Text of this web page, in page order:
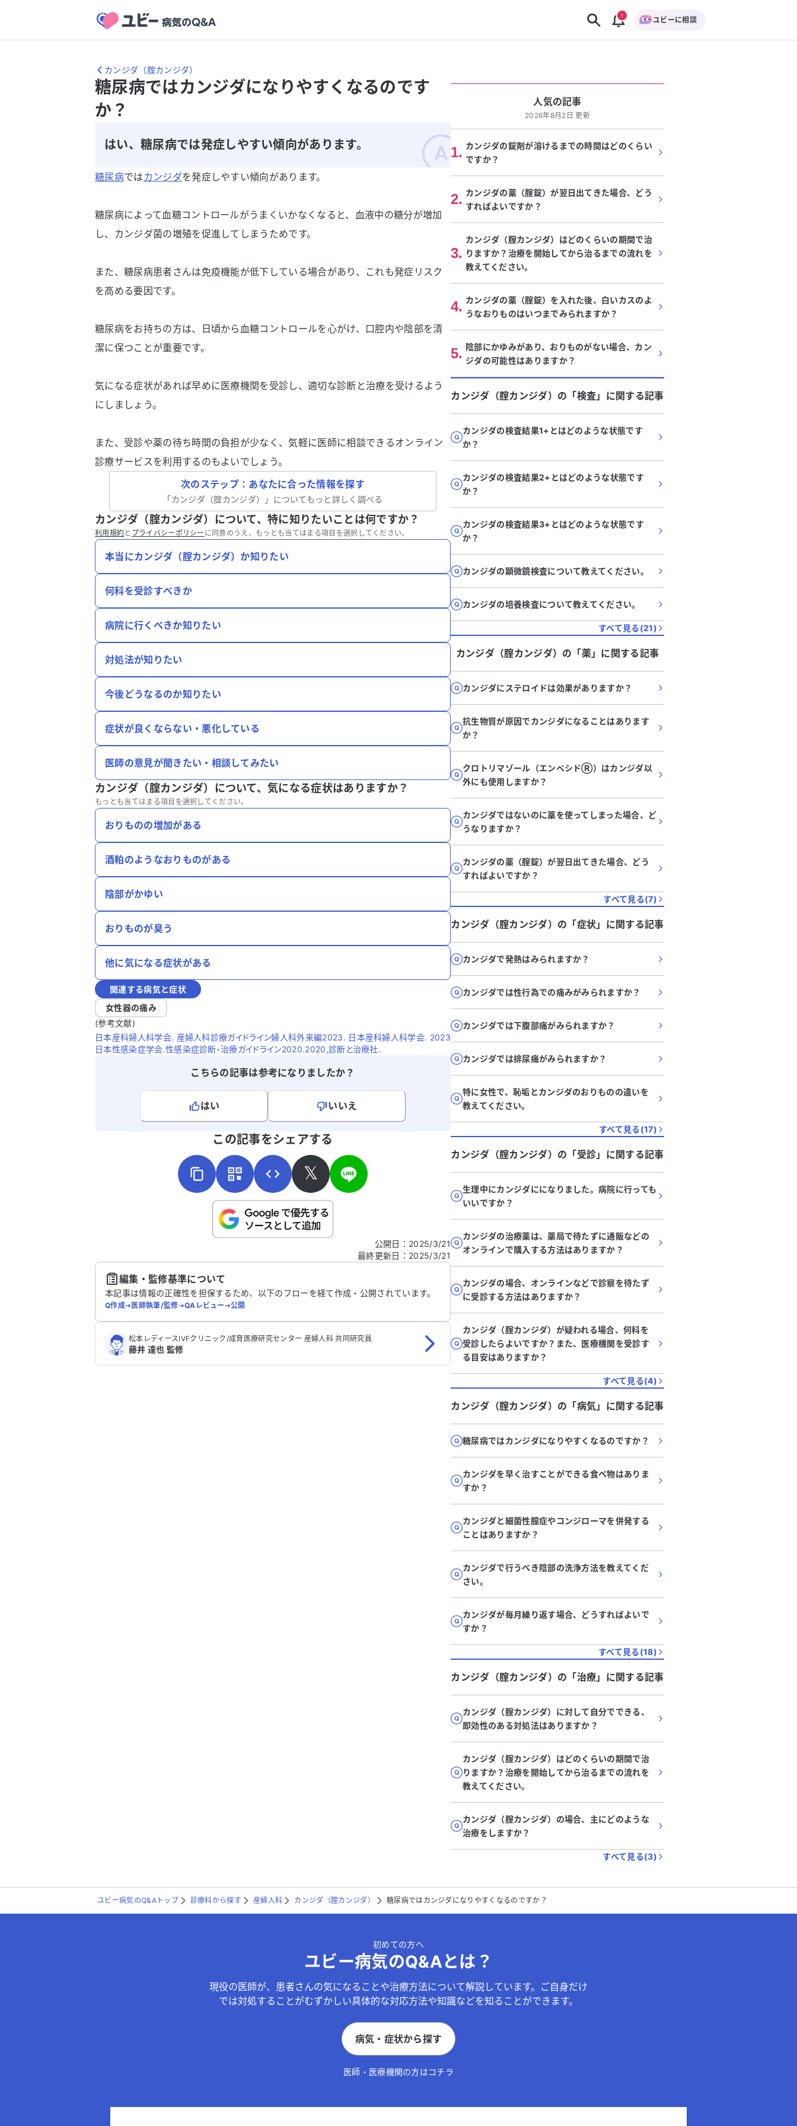
ユビーに相談
カンジダ（腟カンジダ）
糖尿病ではカンジダになりやすくなるのです
か？
はい、糖尿病では発症しやすい傾向があります。
糖尿病では カンジダを発症しやすい傾向があります。
糖尿病によって血糖コントロールがうまくいかなくなると、血液中の糖分が増加
し、カンジダ菌の増殖を促進してしまうためです。
また、糖尿病患者さんは免疫機能が低下している場合があり、これも発症リスク
を高める要因です。
糖尿病をお持ちの方は、日頃から血糖コントロールを心がけ、口腔内や陰部を清
潔に保つことが重要です。
気になる症状があれば早めに医療機関を受診し、適切な診断と治療を受けるよう
にしましょう。
また、受診や薬の待ち時間の負担が少なく、気軽に医師に相談できるオンライン
診療サービスを利用するのもよいでしょう。
次のステップ：あなたに合った情報を探す
「カンジダ（腟カンジダ） 」についてもっと詳しく調べる
カンジダ（腟カンジダ）について、特に知りたいことは何ですか？
利用規約と プライバシーポリシー に同意のうえ、もっとも当てはまる項目を選択してください。
本当にカンジダ（腟カンジダ）か知りたい
何科を受診すべきか
病院に行くべきか知りたい
対処法が知りたい
今後どうなるのか知りたい
症状が良くならない・悪化している
医師の意見が聞きたい・相談してみたい
カンジダ（腟カンジダ）について、気になる症状はありますか？
もっとも当てはまる項目を選択してください。
おりものの増加がある
酒粕のようなおりものがある
陰部がかゆい
おりものが臭う
他に気になる症状がある
関連する病気と症状
女性器の痛み
(参考文献)
日本産科婦人科学会. 産婦人科診療ガイドライン婦人科外来編2023. 日本産科婦人科学会. 2023
日本性感染症学会.性感染症診断・治療ガイドライン2020.2020,診断と治療社.
こちらの記事は参考になりましたか？
はい
いいえ
こちらは送信専用のフォームです。氏名やご自身の病気の詳細などの個人情報は入れないでくだ
この記事をシェアする
𝕏
公開日 ： 2025/3/21
最終更新日 ： 2025/3/21
編集・監修基準について
本記事は情報の正確性を担保するため、以下のフローを経て作成・公開されています。
Q作成➔医師執筆/監修➔QAレビュー➔公開
松本レディースIVFクリニック/成育医療研究センター 産婦人科 共同研究員
藤井 達也 監修
人気の記事
2026年8月2日 更新
1. カンジダの錠剤が溶けるまでの時間はどのくらい
ですか？
2. カンジダの薬（腟錠）が翌日出てきた場合、どう
すればよいですか？
3.
カンジダ（腟カンジダ）はどのくらいの期間で治
りますか？治療を開始してから治るまでの流れを
教えてください。
4. カンジダの薬（腟錠）を入れた後、白いカスのよ
うなおりものはいつまでみられますか？
5. 陰部にかゆみがあり、おりものがない場合、カン
ジダの可能性はありますか？
カンジダ（腟カンジダ） の「検査」に関する記事
カンジダの検査結果1+とはどのような状態です
か？
カンジダの検査結果2+とはどのような状態です
か？
カンジダの検査結果3+とはどのような状態です
か？
カンジダの顕微鏡検査について教えてください。
カンジダの培養検査について教えてください。
すべて見る(21)
カンジダ（腟カンジダ） の「薬」に関する記事
カンジダにステロイドは効果がありますか？
抗生物質が原因でカンジダになることはあります
か？
クロトリマゾール（エンペシドⓇ）はカンジダ以
外にも使用しますか？
カンジダではないのに薬を使ってしまった場合、ど
うなりますか？
カンジダの薬（腟錠）が翌日出てきた場合、どう
すればよいですか？
すべて見る(7)
カンジダ（腟カンジダ） の「症状」に関する記事
カンジダで発熱はみられますか？
カンジダでは性行為での痛みがみられますか？
カンジダでは下腹部痛がみられますか？
カンジダでは排尿痛がみられますか？
特に女性で、恥垢とカンジダのおりものの違いを
教えてください。
すべて見る(17)
カンジダ（腟カンジダ） の「受診」に関する記事
生理中にカンジダにになりました。病院に行っても
いいですか？
カンジダの治療薬は、薬局で待たずに通販などの
オンラインで購入する方法はありますか？
カンジダの場合、オンラインなどで診察を待たず
に受診する方法はありますか？
カンジダ（腟カンジダ）が疑われる場合、何科を
受診したらよいですか？また、医療機関を受診す
る目安はありますか？
すべて見る(4)
カンジダ（腟カンジダ） の「病気」に関する記事
糖尿病ではカンジダになりやすくなるのですか？
カンジダを早く治すことができる食べ物はありま
すか？
カンジダと細菌性膣症やコンジローマを併発する
ことはありますか？
カンジダで行うべき陰部の洗浄方法を教えてくだ
さい。
カンジダが毎月繰り返す場合、どうすればよいで
すか？
すべて見る(18)
カンジダ（腟カンジダ） の「治療」に関する記事
カンジダ（腟カンジダ）に対して自分でできる、
即効性のある対処法はありますか？
カンジダ（腟カンジダ）はどのくらいの期間で治
りますか？治療を開始してから治るまでの流れを
教えてください。
カンジダ（腟カンジダ）の場合、主にどのような
治療をしますか？
すべて見る(3)
ユビー病気のQ&Aトップ 診療科から探す 産婦人科 カンジダ（腟カンジダ） 糖尿病ではカンジダになりやすくなるのですか？
初めての方へ
ユビー病気のQ&Aとは？
現役の医師が、患者さんの気になることや治療方法について解説しています。ご自身だけ
では対処することがむずかしい具体的な対応方法や知識などを知ることができます。
病気・症状から探す
医師・医療機関の方はコチラ